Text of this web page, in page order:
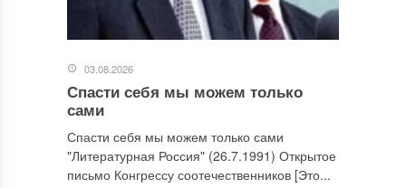
03.08.2026
Спасти себя мы можем только
сами
Спасти себя мы можем только сами
"Литературная Россия" (26.7.1991) Открытое
письмо Конгрессу соотечественников [Это...